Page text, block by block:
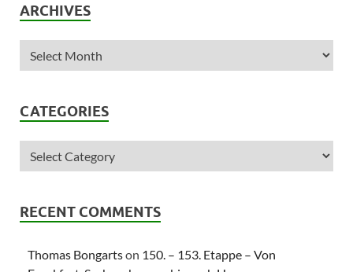
ARCHIVES
CATEGORIES
RECENT COMMENTS
Thomas Bongartson 150. – 153. Etappe – Von